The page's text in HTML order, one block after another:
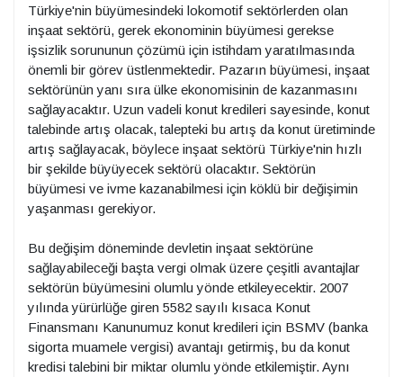
Türkiye'nin büyümesindeki lokomotif sektörlerden olan
inşaat sektörü, gerek ekonominin büyümesi gerekse
işsizlik sorununun çözümü için istihdam yaratılmasında
önemli bir görev üstlenmektedir. Pazarın büyümesi, inşaat
sektörünün yanı sıra ülke ekonomisinin de kazanmasını
sağlayacaktır. Uzun vadeli konut kredileri sayesinde, konut
talebinde artış olacak, talepteki bu artış da konut üretiminde
artış sağlayacak, böylece inşaat sektörü Türkiye'nin hızlı
bir şekilde büyüyecek sektörü olacaktır. Sektörün
büyümesi ve ivme kazanabilmesi için köklü bir değişimin
yaşanması gerekiyor.
Bu değişim döneminde devletin inşaat sektörüne
sağlayabileceği başta vergi olmak üzere çeşitli avantajlar
sektörün büyümesini olumlu yönde etkileyecektir. 2007
yılında yürürlüğe giren 5582 sayılı kısaca Konut
Finansmanı Kanunumuz konut kredileri için BSMV (banka
sigorta muamele vergisi) avantajı getirmiş, bu da konut
kredisi talebini bir miktar olumlu yönde etkilemiştir. Aynı